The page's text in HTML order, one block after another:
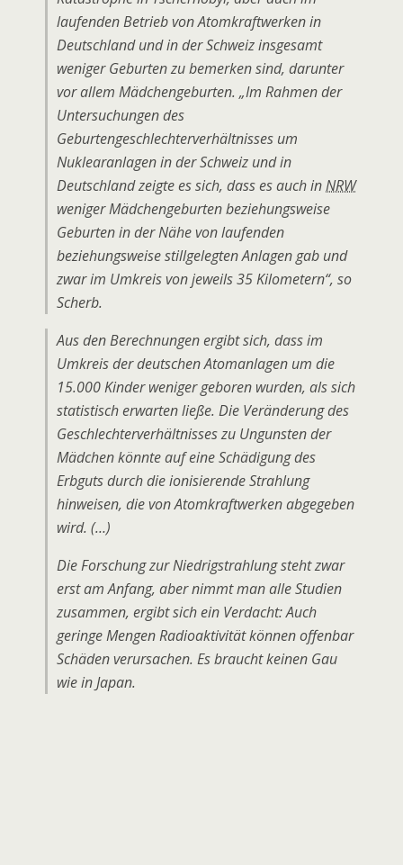
laufenden Betrieb von Atomkraftwerken in
Deutschland und in der Schweiz insgesamt
weniger Geburten zu bemerken sind, darunter
vor allem Mädchengeburten. „Im Rahmen der
Untersuchungen des
Geburtengeschlechterverhältnisses um
Nuklearanlagen in der Schweiz und in
Deutschland zeigte es sich, dass es auch inNRW
weniger Mädchengeburten beziehungsweise
Geburten in der Nähe von laufenden
beziehungsweise stillgelegten Anlagen gab und
zwar im Umkreis von jeweils 35 Kilometern“, so
Scherb.
Aus den Berechnungen ergibt sich, dass im
Umkreis der deutschen Atomanlagen um die
15.000 Kinder weniger geboren wurden, als sich
statistisch erwarten ließe. Die Veränderung des
Geschlechterverhältnisses zu Ungunsten der
Mädchen könnte auf eine Schädigung des
Erbguts durch die ionisierende Strahlung
hinweisen, die von Atomkraftwerken abgegeben
wird. (…)
Die Forschung zur Niedrigstrahlung steht zwar
erst am Anfang, aber nimmt man alle Studien
zusammen, ergibt sich ein Verdacht: Auch
geringe Mengen Radioaktivität können offenbar
Schäden verursachen. Es braucht keinen Gau
wie in Japan.